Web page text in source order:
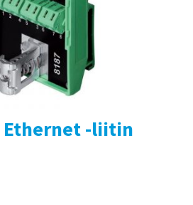
Ethernet -liitin